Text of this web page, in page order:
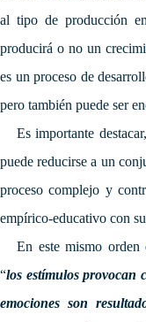
al tipo de producción
producirá o no un
es un proceso de
pero también puede ser
Es importante
puede reducirse a un
proceso complejo y
empírico-educativo con
En este mismo orden
“los estímulos provocan
emociones son